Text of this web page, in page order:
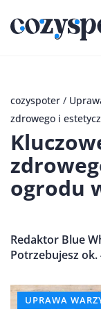
cozyspoter /
zdrowego i
ogrodu
Redaktor Blue
Potrzebujesz
UPRAWA